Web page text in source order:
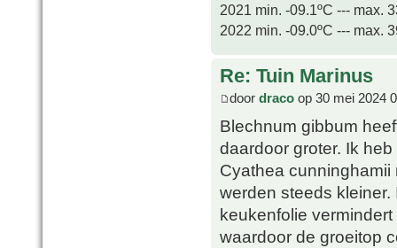
2021 min. -09.1ºC --- max.
2022 min. -09.0ºC --- max.
Re: Tuin Marinus
door draco op 30 mei 2024
Blechnum gibbum
daardoor groter. Ik
Cyathea
werden steeds
keukenfolie
waardoor de groeitop